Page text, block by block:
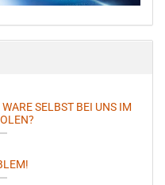
SELBST BEI UNS IM